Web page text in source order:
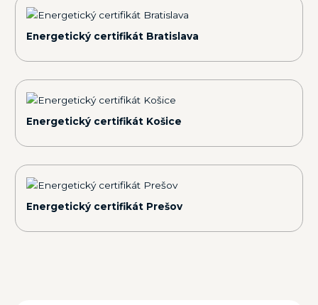
Energetický certifikát Bratislava
Energetický certifikát Košice
Energetický certifikát Prešov